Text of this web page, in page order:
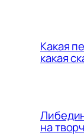
Какая
какая
на